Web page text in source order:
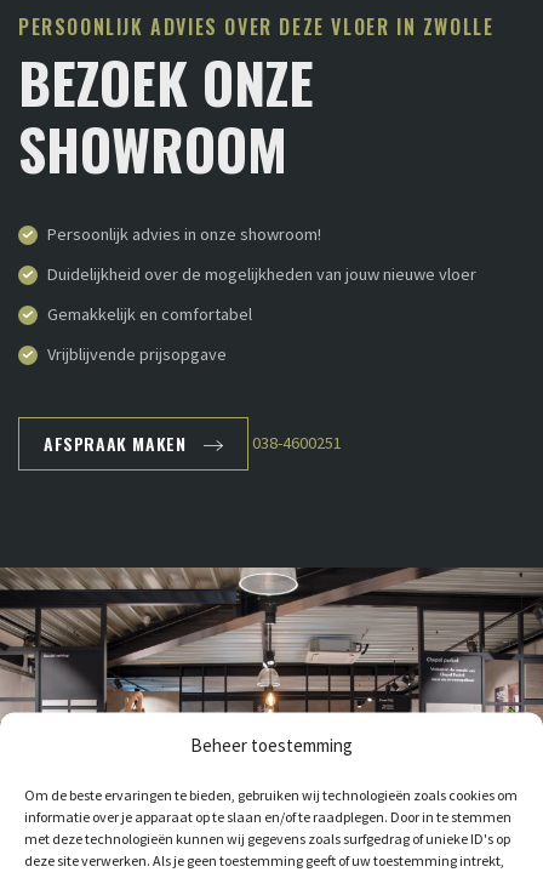
Beheer toestemming
Om de beste ervaringen te bieden, gebruiken wij technologieën zoals cookies om
informatie over je apparaat op te slaan en/of te raadplegen. Door in te stemmen
met deze technologieën kunnen wij gegevens zoals surfgedrag of unieke ID's op
deze site verwerken. Als je geen toestemming geeft of uw toestemming intrekt,
PERSOONLIJK ADVIES OVER DEZE VLOER IN ZWOLLE
BEZOEK ONZE
SHOWROOM
Persoonlijk advies in onze showroom!
Duidelijkheid over de mogelijkheden van jouw nieuwe vloer
Gemakkelijk en comfortabel
Vrijblijvende prijsopgave
AFSPRAAK MAKEN 038-4600251